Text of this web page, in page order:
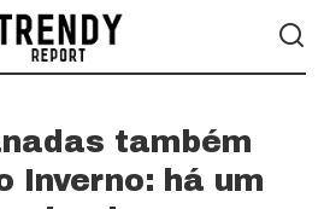
também
Inverno: há um